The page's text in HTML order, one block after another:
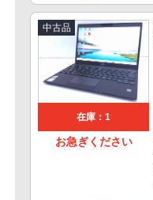
中古品
在庫：1
お急ぎください